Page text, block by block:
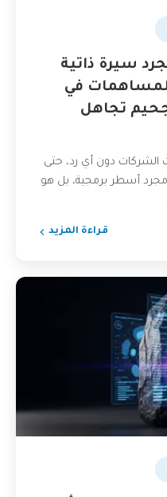
سيرة ذاتية
في
تجاهل
الشركات دون أي رد، حتى
أسطر برمجية، بل هو
قراءة المزيد